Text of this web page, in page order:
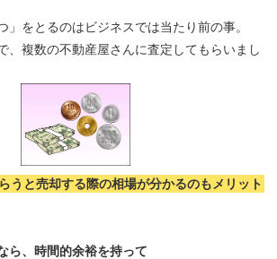
」をとるのはビジネスでは当たり前の事。
、複数の不動産屋さんに査定してもらいまし
うと売却する際の相場が分かるのもメリット
ら、時間的余裕を持って